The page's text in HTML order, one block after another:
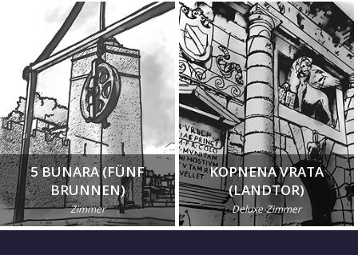
5 BUNARA (FÜNF
BRUNNEN)
Zimmer
KOPNENA VRATA
(LANDTOR)
Deluxe-Zimmer